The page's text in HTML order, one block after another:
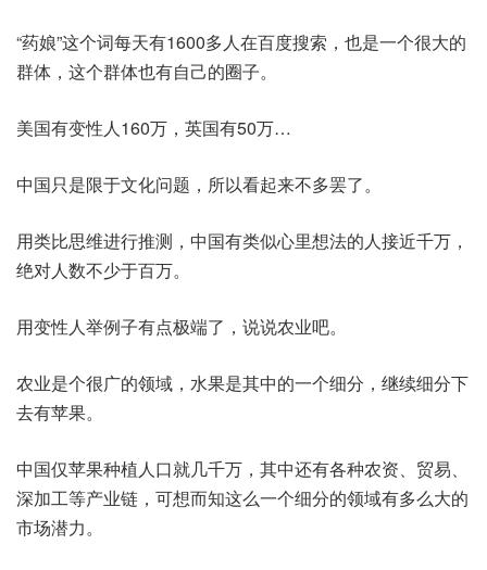
“药娘”这个词每天有1600多人在百度搜索，也是一个很大的
群体，这个群体也有自己的圈子。
美国有变性人160万，英国有50万…
中国只是限于文化问题，所以看起来不多罢了。
用类比思维进行推测，中国有类似心里想法的人接近千万，
绝对人数不少于百万。
用变性人举例子有点极端了，说说农业吧。
农业是个很广的领域，水果是其中的一个细分，继续细分下
去有苹果。
中国仅苹果种植人口就几千万，其中还有各种农资、贸易、
深加工等产业链，可想而知这么一个细分的领域有多么大的
市场潜力。